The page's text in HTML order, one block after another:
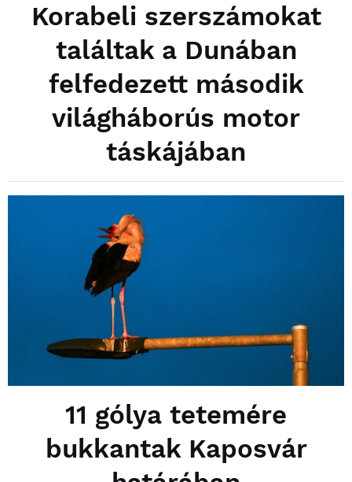
Korabeli szerszámokat
találtak a Dunában
felfedezett második
világháborús motor
táskájában
11 gólya tetemére
bukkantak Kaposvár